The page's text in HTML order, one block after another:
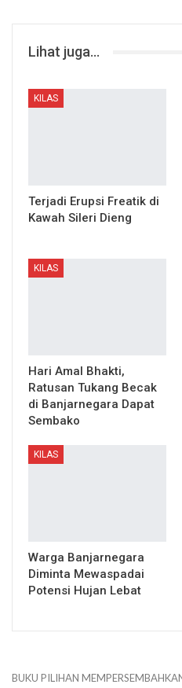
Lihat juga...
KILAS
Terjadi Erupsi Freatik di
Kawah Sileri Dieng
KILAS
Hari Amal Bhakti,
Ratusan Tukang Becak
di Banjarnegara Dapat
Sembako
KILAS
Warga Banjarnegara
Diminta Mewaspadai
Potensi Hujan Lebat
BUKU PILIHAN